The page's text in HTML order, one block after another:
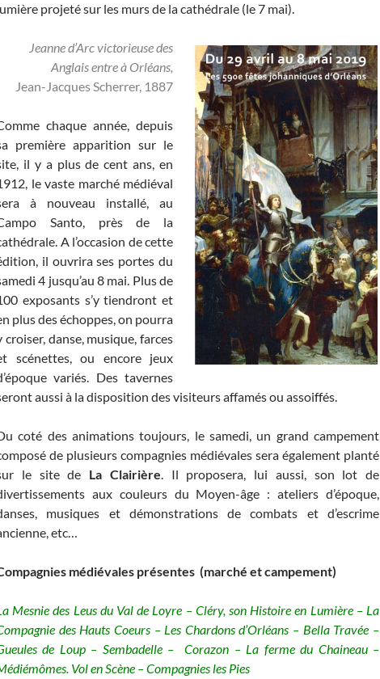
projeté sur les murs de la cathédrale (le 7 mai).
Jeanne d’Arc victorieuse des
Anglais entre à Orléans,
Jean-Jacques Scherrer, 1887
chaque année, depuis
première apparition sur le
il y a plus de cent ans, en
le vaste marché médiéval
à nouveau installé, au
Santo, près de la
A l’occasion de cette
il ouvrira ses portes du
4 jusqu’au 8 mai. Plus de
exposants s’y tiendront et
plus des échoppes, on pourra
croiser, danse, musique, farces
scénettes, ou encore jeux
variés. Des tavernes
aussi à la disposition des visiteurs affamés ou assoiffés.
coté des animations toujours, le samedi, un grand campement
de plusieurs compagnies médiévales sera également planté
le site de La Clairière. Il proposera, lui aussi, son lot de
aux couleurs du Moyen-âge : ateliers d’époque,
musiques et démonstrations de combats et d’escrime
etc…
médiévales présentes (marché et campement)
Mesnie des Leus du Val de Loyre – Cléry, son Histoire en Lumière – La
des Hauts Coeurs – Les Chardons d’Orléans – Bella Travée –
de Loup – Sembadelle – Corazon – La ferme du Chaineau –
Vol en Scène – Compagnies les Pies